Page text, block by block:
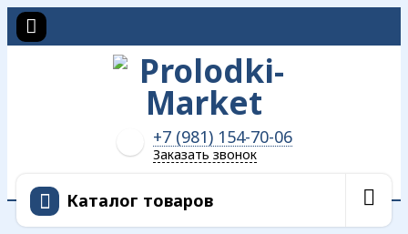
+7 (981) 154-70-06
Заказать звонок
Каталог товаров